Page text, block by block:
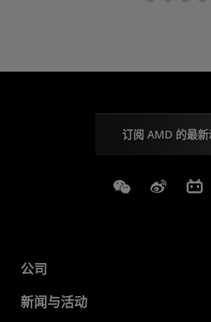
订阅 AMD 的最
Weixin Weibo
公司
关于 AMD
新闻与活动